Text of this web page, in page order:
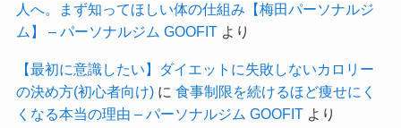
人へ。まず知ってほしい体の仕組み【梅田パーソナルジ
ム】 – パーソナルジム GOOFITより
【最初に意識したい】ダイエットに失敗しないカロリー
の決め方(初心者向け)に 食事制限を続けるほど痩せにく
くなる本当の理由 – パーソナルジム GOOFITより